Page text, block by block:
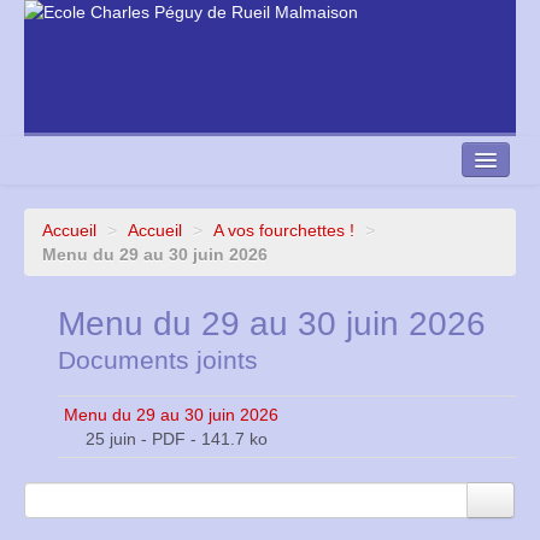
Nous contacter
Accueil > Accueil > A vos fourchettes !
>
Menu du 29 au 30 juin 2026
Menu du 29 au 30 juin 2026
Documents joints
Menu du 29 au 30 juin 2026
25 juin - PDF - 141.7 ko